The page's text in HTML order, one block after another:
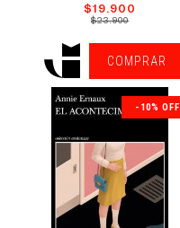
$19.900
$23.900
COMPRAR
-10% OFF